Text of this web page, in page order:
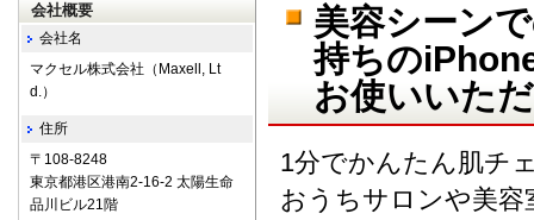
美容シーン
持ちの
お使いいた
1分でかんたん肌チ
おうちサロンや美
会社概要
会社名
マクセル株式会社（Maxell, Lt
d.）
住所
〒108-8248
東京都港区港南2-16-2 太陽生命
品川ビル21階